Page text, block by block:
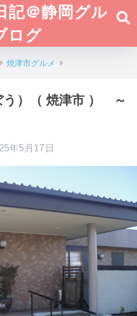
記＠静岡グル
ログ
焼津市グルメ
う）（ 焼津市 ） ～
年5月17日